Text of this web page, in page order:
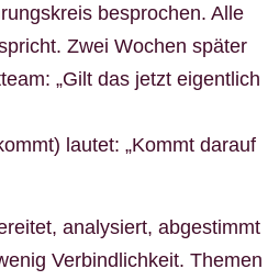
besprochen. Alle
Zwei Wochen später
„Gilt das jetzt eigentlich
lautet: „Kommt darauf
analysiert, abgestimmt
Verbindlichkeit. Themen